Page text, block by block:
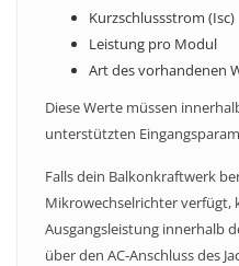
Kurzschlussstrom (Isc)
Leistung pro Modul
Art des vorhandenen
Diese Werte müssen
unterstützten
Falls dein Balkonkraftwerk
Mikrowechselrichter verfügt,
Ausgangsleistung innerhalb
über den AC-Anschluss des